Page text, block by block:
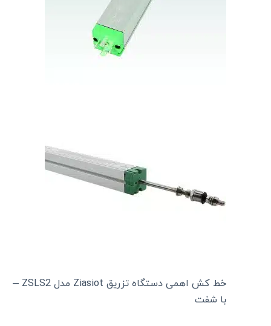
خط کش اهمی دستگاه تزریق Ziasiot مدل ZSLS2 –
با شفت